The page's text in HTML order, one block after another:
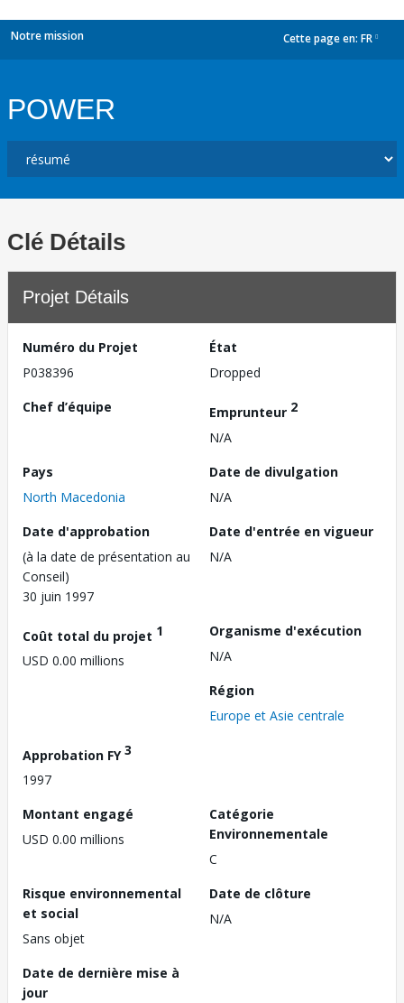
Notre mission Cette page en: FR
POWER
Clé Détails
Projet Détails
Numéro du Projet
P038396
État
Dropped
Chef d’équipe
Emprunteur 2
N/A
Pays
North Macedonia
Date de divulgation
N/A
Date d'approbation
(à la date de présentation au
Conseil)
30 juin 1997
Date d'entrée en vigueur
N/A
Coût total du projet 1
USD 0.00 millions
Organisme d'exécution
N/A
Région
Europe et Asie centrale
Approbation FY3
1997
Montant engagé
USD 0.00 millions
Catégorie
Environnementale
C
Risque environnemental
et social
Sans objet
Date de clôture
N/A
Date de dernière mise à
jour